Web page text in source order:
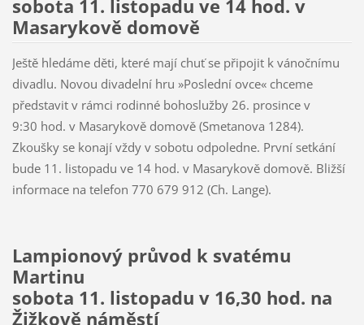
sobota 11. listopadu ve 14 hod. v
Masarykově domově
Ještě hledáme děti, které mají chuť se připojit k vánočnímu
divadlu. Novou divadelní hru »Poslední ovce« chceme
představit v rámci rodinné bohoslužby 26. prosince v
9:30 hod. v Masarykově domově (Smetanova 1284).
Zkoušky se konají vždy v sobotu odpoledne. První setkání
bude 11. listopadu ve 14 hod. v Masarykově domově. Bližší
informace na telefon 770 679 912 (Ch. Lange).
Lampionový průvod k svatému
Martinu
sobota 11. listopadu v 16,30 hod. na
Žižkově náměstí